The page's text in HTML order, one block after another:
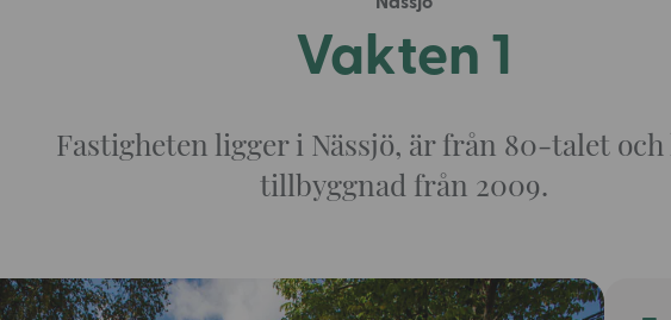
Vakten 1
Fastigheten ligger i Nässjö, är från 80-talet och
tillbyggnad från 2009.